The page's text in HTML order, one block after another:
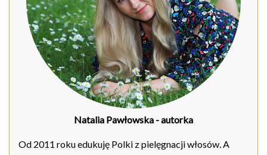
Natalia Pawłowska - autorka
Od 2011 roku edukuję Polki z pielęgnacji włosów. A